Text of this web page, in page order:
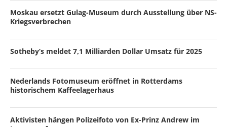
Moskau ersetzt Gulag-Museum durch Ausstellung über NS-
Kriegsverbrechen
Sotheby’s meldet 7,1 Milliarden Dollar Umsatz für 2025
Nederlands Fotomuseum eröffnet in Rotterdams
historischem Kaffeelagerhaus
Aktivisten hängen Polizeifoto von Ex-Prinz Andrew im